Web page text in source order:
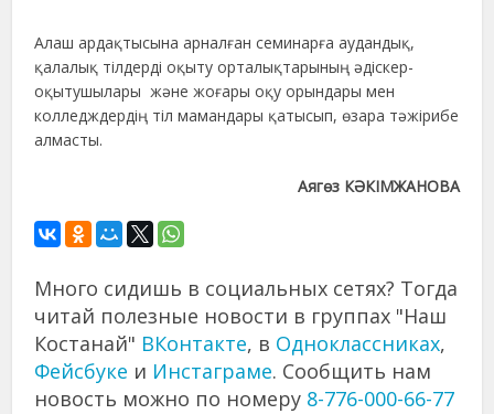
Алаш ардақтысына арналған семинарға аудандық,
қалалық тілдерді оқыту орталықтарының әдіскер-
оқытушылары және жоғары оқу орындары мен
колледждердің тіл мамандары қатысып, өзара тәжірибе
алмасты.
Аягөз КӘКІМЖАНОВА
Много сидишь в социальных сетях? Тогда
читай полезные новости в группах "Наш
Костанай" ВКонтакте, в Одноклассниках,
Фейсбуке и Инстаграме. Сообщить нам
новость можно по номеру 8-776-000-66-77